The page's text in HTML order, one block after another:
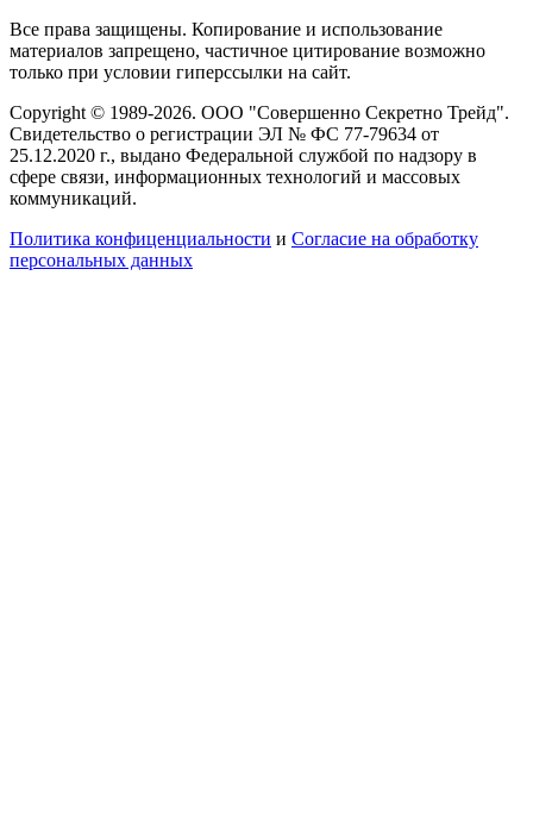
Все права защищены. Копирование и использование
материалов запрещено, частичное цитирование возможно
только при условии гиперссылки на сайт.
Copyright © 1989-2026. ООО "Совершенно Секретно Трейд".
Свидетельство о регистрации ЭЛ № ФС 77-79634 от
25.12.2020 г., выдано Федеральной службой по надзору в
сфере связи, информационных технологий и массовых
коммуникаций.
Политика конфиценциальности и Согласие на обработку
персональных данных